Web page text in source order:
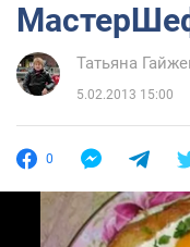
Татьяна
5.02.2013 15:00
0